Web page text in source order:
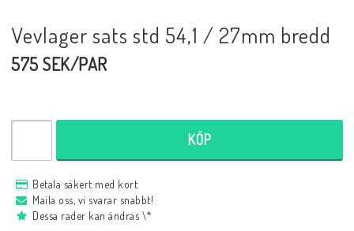
Vevlager sats std 54,1 / 27mm bredd
575 SEK/PAR
KÖP
Betala säkert med kort
Maila oss, vi svarar snabbt!
Dessa rader kan ändras \*